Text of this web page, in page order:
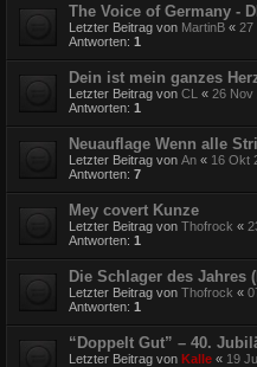
The Voice of Germany -
Letzter Beitrag von MartinB « 27
Antworten: 1
Dein ist mein ganzes
Letzter Beitrag von CL « 26 Nov
Antworten: 1
Neuauflage Wenn alle
Letzter Beitrag von An « 16 Okt
Antworten: 7
Mey covert Kunze
Letzter Beitrag von Thofrock «
Antworten: 1
Die Schlager des Jahres
Letzter Beitrag von Thofrock «
Antworten: 1
“Doppelt Gut” – 40.
Letzter Beitrag von Kalle « 19